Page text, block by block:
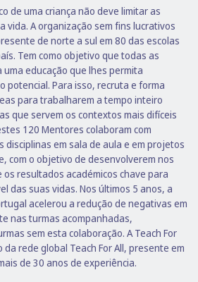
de uma criança não deve limitar as
vida. A organização sem fins lucrativos
de norte a sul em 80 das escolas
Tem como objetivo que todas as
educação que lhes permita
potencial. Para isso, recruta e forma
para trabalharem a tempo inteiro
que servem os contextos mais difíceis
120 Mentores colaboram com
em sala de aula e em projetos
com o objetivo de desenvolverem nos
resultados académicos chave para
das suas vidas. Nos últimos 5 anos, a
acelerou a redução de negativas em
nas turmas acompanhadas,
sem esta colaboração. A Teach For
rede global Teach For All, presente em
de 30 anos de experiência.
melhoram o desempenho do site e
Estes cookies não contêm
identificáveis e não rastreiam a
site. Conheça a nossaPolítica de
Privacidade
usa cookies da Google para oferecer
a qualidade destes e analisar
Saiba mais.
necessários Sempre ativos
Cookies
e personalização
Cookies